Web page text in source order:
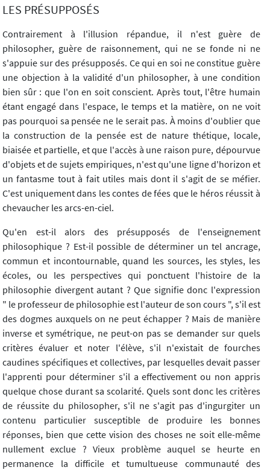
LES PRÉSUPPOSÉS
Contrairement à l'illusion répandue, il n'est guère de
philosopher, guère de raisonnement, qui ne se fonde ni ne
s'appuie sur des présupposés. Ce qui en soi ne constitue guère
une objection à la validité d'un philosopher, à une condition
bien sûr : que l'on en soit conscient. Après tout, l'être humain
étant engagé dans l'espace, le temps et la matière, on ne voit
pas pourquoi sa pensée ne le serait pas. À moins d'oublier que
la construction de la pensée est de nature thétique, locale,
biaisée et partielle, et que l'accès à une raison pure, dépourvue
d'objets et de sujets empiriques, n'est qu'une ligne d'horizon et
un fantasme tout à fait utiles mais dont il s'agit de se méfier.
C'est uniquement dans les contes de fées que le héros réussit à
chevaucher les arcs-en-ciel.
Qu'en est-il alors des présupposés de l'enseignement
philosophique ? Est-il possible de déterminer un tel ancrage,
commun et incontournable, quand les sources, les styles, les
écoles, ou les perspectives qui ponctuent l'histoire de la
philosophie divergent autant ? Que signifie donc l'expression
" le professeur de philosophie est l'auteur de son cours ", s'il est
des dogmes auxquels on ne peut échapper ? Mais de manière
inverse et symétrique, ne peut-on pas se demander sur quels
critères évaluer et noter l'élève, s'il n'existait de fourches
caudines spécifiques et collectives, par lesquelles devait passer
l'apprenti pour déterminer s'il a effectivement ou non appris
quelque chose durant sa scolarité. Quels sont donc les critères
de réussite du philosopher, s'il ne s'agit pas d'ingurgiter un
contenu particulier susceptible de produire les bonnes
réponses, bien que cette vision des choses ne soit elle-même
nullement exclue ? Vieux problème auquel se heurte en
permanence la difficile et tumultueuse communauté des